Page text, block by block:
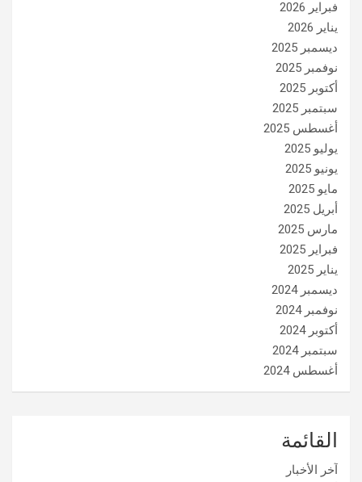
فبراير 2026
يناير 2026
ديسمبر 2025
نوفمبر 2025
أكتوبر 2025
سبتمبر 2025
أغسطس 2025
يوليو 2025
يونيو 2025
مايو 2025
أبريل 2025
مارس 2025
فبراير 2025
يناير 2025
ديسمبر 2024
نوفمبر 2024
أكتوبر 2024
سبتمبر 2024
أغسطس 2024
القائمة
آخر الأخبار